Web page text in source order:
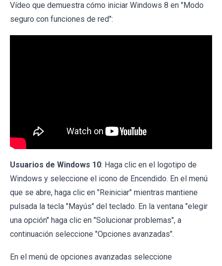
Vídeo que demuestra cómo iniciar Windows 8 en "Modo
seguro con funciones de red":
Usuarios de Windows 10: Haga clic en el logotipo de
Windows y seleccione el icono de Encendido. En el menú
que se abre, haga clic en "Reiniciar" mientras mantiene
pulsada la tecla "Mayús" del teclado. En la ventana "elegir
una opción" haga clic en "Solucionar problemas", a
continuación seleccione "Opciones avanzadas".
En el menú de opciones avanzadas seleccione